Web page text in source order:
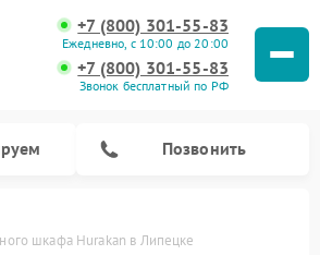
+7 (800) 301-55-83
Ежедневно, с 10:00 до 20:00
+7 (800) 301-55-83
Звонок бесплатный по РФ
Позвонить
шкафа Hurakan в Липецке